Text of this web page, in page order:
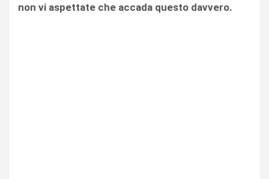
non vi aspettate che accada questo davvero.